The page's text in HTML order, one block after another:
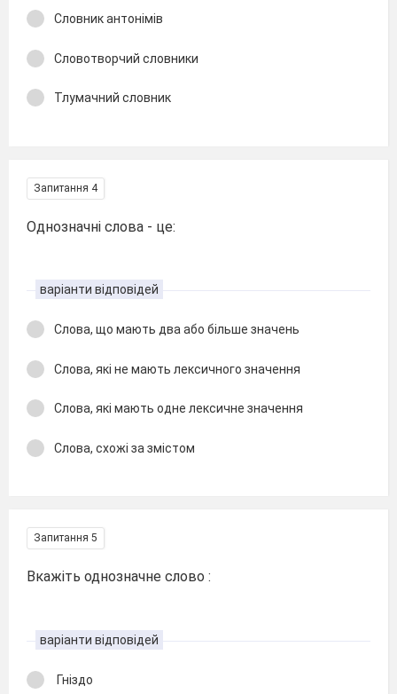
Словник антонімів
Словотворчий словники
Тлумачний словник
Запитання 4
Однозначні слова - це:
варіанти відповідей
Слова, що мають два або більше значень
Слова, які не мають лексичного значення
Слова, які мають одне лексичне значення
Слова, схожі за змістом
Запитання 5
Вкажіть однозначне слово :
варіанти відповідей
Гніздо